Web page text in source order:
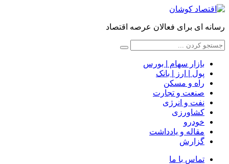
رسانه ای برای فعالان عرصه اقتصاد
بازار سهام | بورس
پول | ارز | بانک
راه و مسکن
صنعت و تجارت
نفت و انرژی
کشاورزی
خودرو
مقاله و یادداشت
گزارش
تماس با ما